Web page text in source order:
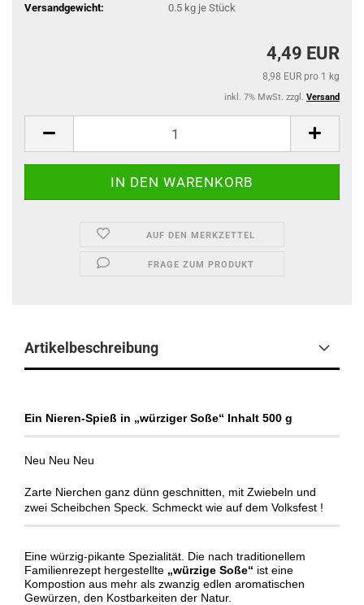
Versandgewicht: 0.5kg je Stück
4,49 EUR
8,98 EUR pro 1 kg
inkl. 7% MwSt. zzgl. Versand
AUF DEN MERKZETTEL
FRAGE ZUM PRODUKT
Artikelbeschreibung
Ein Nieren-Spieß in „würziger Soße“ Inhalt 500 g
Neu Neu Neu
Zarte Nierchen ganz dünn geschnitten, mit Zwiebeln und
zwei Scheibchen Speck. Schmeckt wie auf dem Volksfest !
Eine würzig-pikante Spezialität. Die nach traditionellem
Familienrezept hergestellte „würzige Soße“ ist eine
Kompostion aus mehr als zwanzig edlen aromatischen
Gewürzen, den Kostbarkeiten der Natur.